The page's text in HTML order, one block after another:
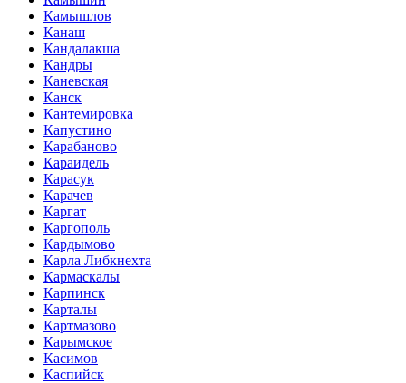
Камышлов
Канаш
Кандалакша
Кандры
Каневская
Канск
Кантемировка
Капустино
Карабаново
Караидель
Карасук
Карачев
Каргат
Каргополь
Кардымово
Карла Либкнехта
Кармаскалы
Карпинск
Карталы
Картмазово
Карымское
Касимов
Каспийск